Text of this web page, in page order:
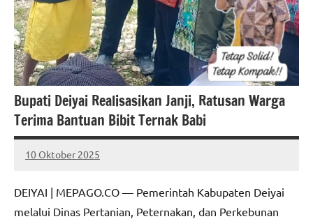
Bupati Deiyai Realisasikan Janji, Ratusan Warga
Terima Bantuan Bibit Ternak Babi
10 Oktober 2025
MEPAGO
No
DEIYAI | MEPAGO.CO — Pemerintah Kabupaten Deiyai
melalui Dinas Pertanian, Peternakan, dan Perkebunan